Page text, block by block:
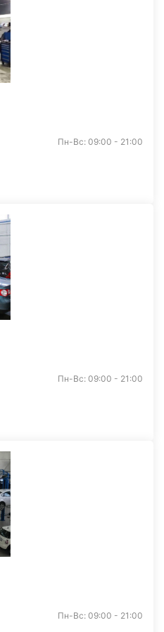
Пн-Вс: 09:00 - 21:00
Пн-Вс: 09:00 - 21:00
Пн-Вс: 09:00 - 21:00